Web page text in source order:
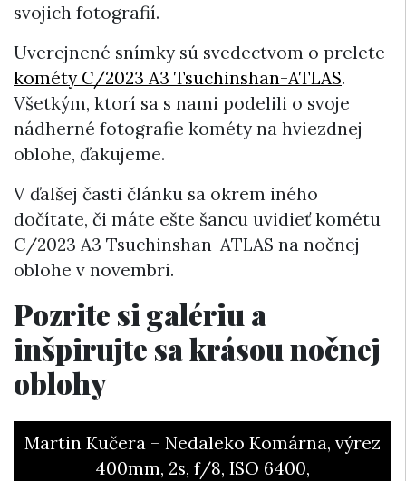
svojich fotografií.
Uverejnené snímky sú svedectvom o prelete
kométy C/2023 A3 Tsuchinshan-ATLAS.
Všetkým, ktorí sa s nami podelili o svoje
nádherné fotografie kométy na hviezdnej
oblohe, ďakujeme.
V ďalšej časti článku sa okrem iného
dočítate, či máte ešte šancu uvidieť kométu
C/2023 A3 Tsuchinshan-ATLAS na nočnej
oblohe v novembri.
Pozrite si galériu a
inšpirujte sa krásou nočnej
oblohy
Martin Kučera – Nedaleko Komárna, výrez
400mm, 2s, f/8, ISO 6400,